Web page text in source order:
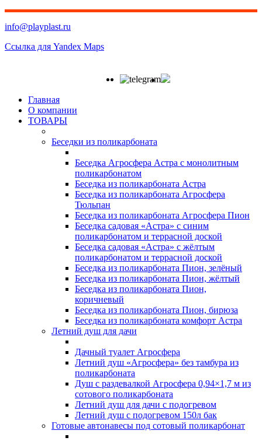
info@playplast.ru
Ссылка для Yandex Maps
Главная
О компании
ТОВАРЫ
Беседки из поликарбоната
Беседка Агросфера Астра с монолитным
поликарбонатом
Беседка из поликарбоната Астра
Беседка из поликарбоната Агросфера
Тюльпан
Беседка из поликарбоната Агросфера Пион
Беседка садовая «Астра» с синим
поликарбонатом и террасной доской
Беседка садовая «Астра» с жёлтым
поликарбонатом и террасной доской
Беседка из поликарбоната Пион, зелёный
Беседка из поликарбоната Пион, жёлтый
Беседка из поликарбоната Пион,
коричневый
Беседка из поликарбоната Пион, бирюза
Беседка из поликарбоната комфорт Астра
Летний душ для дачи
Дачный туалет Агросфера
Летний душ «Агросфера» без тамбура из
поликарбоната
Душ с раздевалкой Агросфера 0,94×1,7 м из
сотового поликарбоната
Летний душ для дачи с подогревом
Летний душ с подогревом 150л бак
Готовые автонавесы под сотовый поликарбонат